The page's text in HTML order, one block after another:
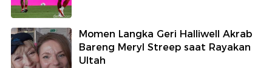
Momen Langka Geri Halliwell Akrab
Bareng Meryl Streep saat Rayakan
Ultah